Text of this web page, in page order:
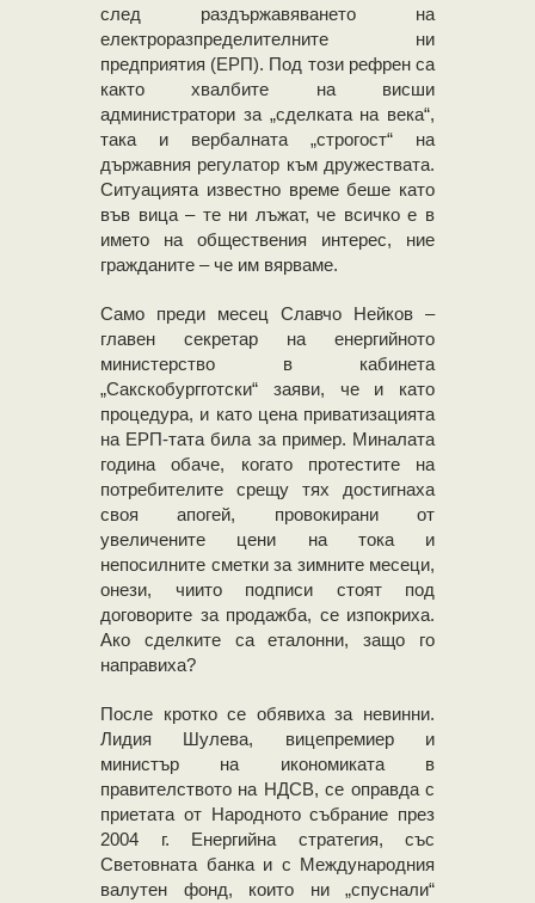
след раздържавяването на
електроразпределителните ни
предприятия (ЕРП). Под този рефрен са
както хвалбите на висши
администратори за „сделката на века“,
така и вербалната „строгост“ на
държавния регулатор към дружествата.
Ситуацията известно време беше като
във вица – те ни лъжат, че всичко е в
името на обществения интерес, ние
гражданите – че им вярваме.
Само преди месец Славчо Нейков –
главен секретар на енергийното
министерство в кабинета
„Сакскобургготски“ заяви, че и като
процедура, и като цена приватизацията
на ЕРП-тата била за пример. Миналата
година обаче, когато протестите на
потребителите срещу тях достигнаха
своя апогей, провокирани от
увеличените цени на тока и
непосилните сметки за зимните месеци,
онези, чиито подписи стоят под
договорите за продажба, се изпокриха.
Ако сделките са еталонни, защо го
направиха?
После кротко се обявиха за невинни.
Лидия Шулева, вицепремиер и
министър на икономиката в
правителството на НДСВ, се оправда с
приетата от Народното събрание през
2004 г. Енергийна стратегия, със
Световната банка и с Международния
валутен фонд, които ни „спуснали“